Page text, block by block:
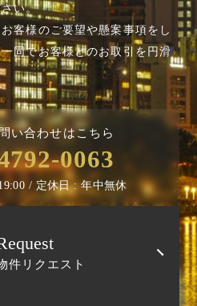
い。
客様のご要望や懸案事項を し
同でお客様とのお取引を円滑
い合わせはこちら
0063
/ 定休日 : 年中無休
件リクエスト